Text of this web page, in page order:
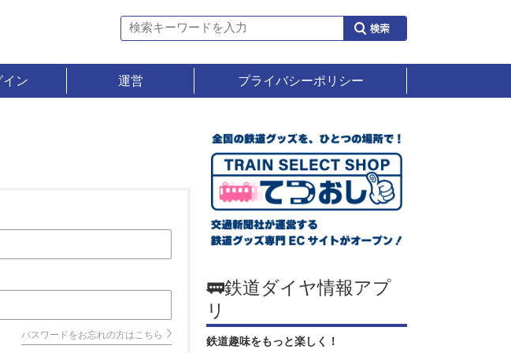
イン 運営 プライバシーポリシー
パスワードをお忘れの方はこちら
🚃鉄道ダイヤ情報アプ
リ
鉄道趣味をもっと楽しく！